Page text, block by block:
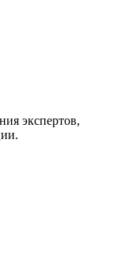
экспертов,